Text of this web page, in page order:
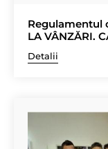
Regulamentul
LA VÂNZĂRI.
Detalii